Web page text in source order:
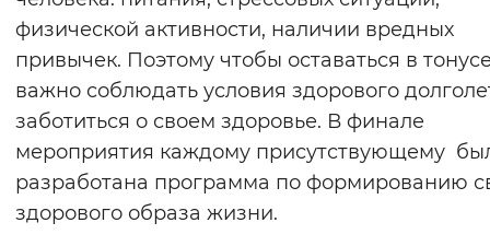
физической активности, наличии вредных
привычек. Поэтому чтобы оставаться в
важно соблюдать условия здорового
заботиться о своем здоровье. В финале
мероприятия каждому присутствующему
разработана программа по формированию
здорового образа жизни.